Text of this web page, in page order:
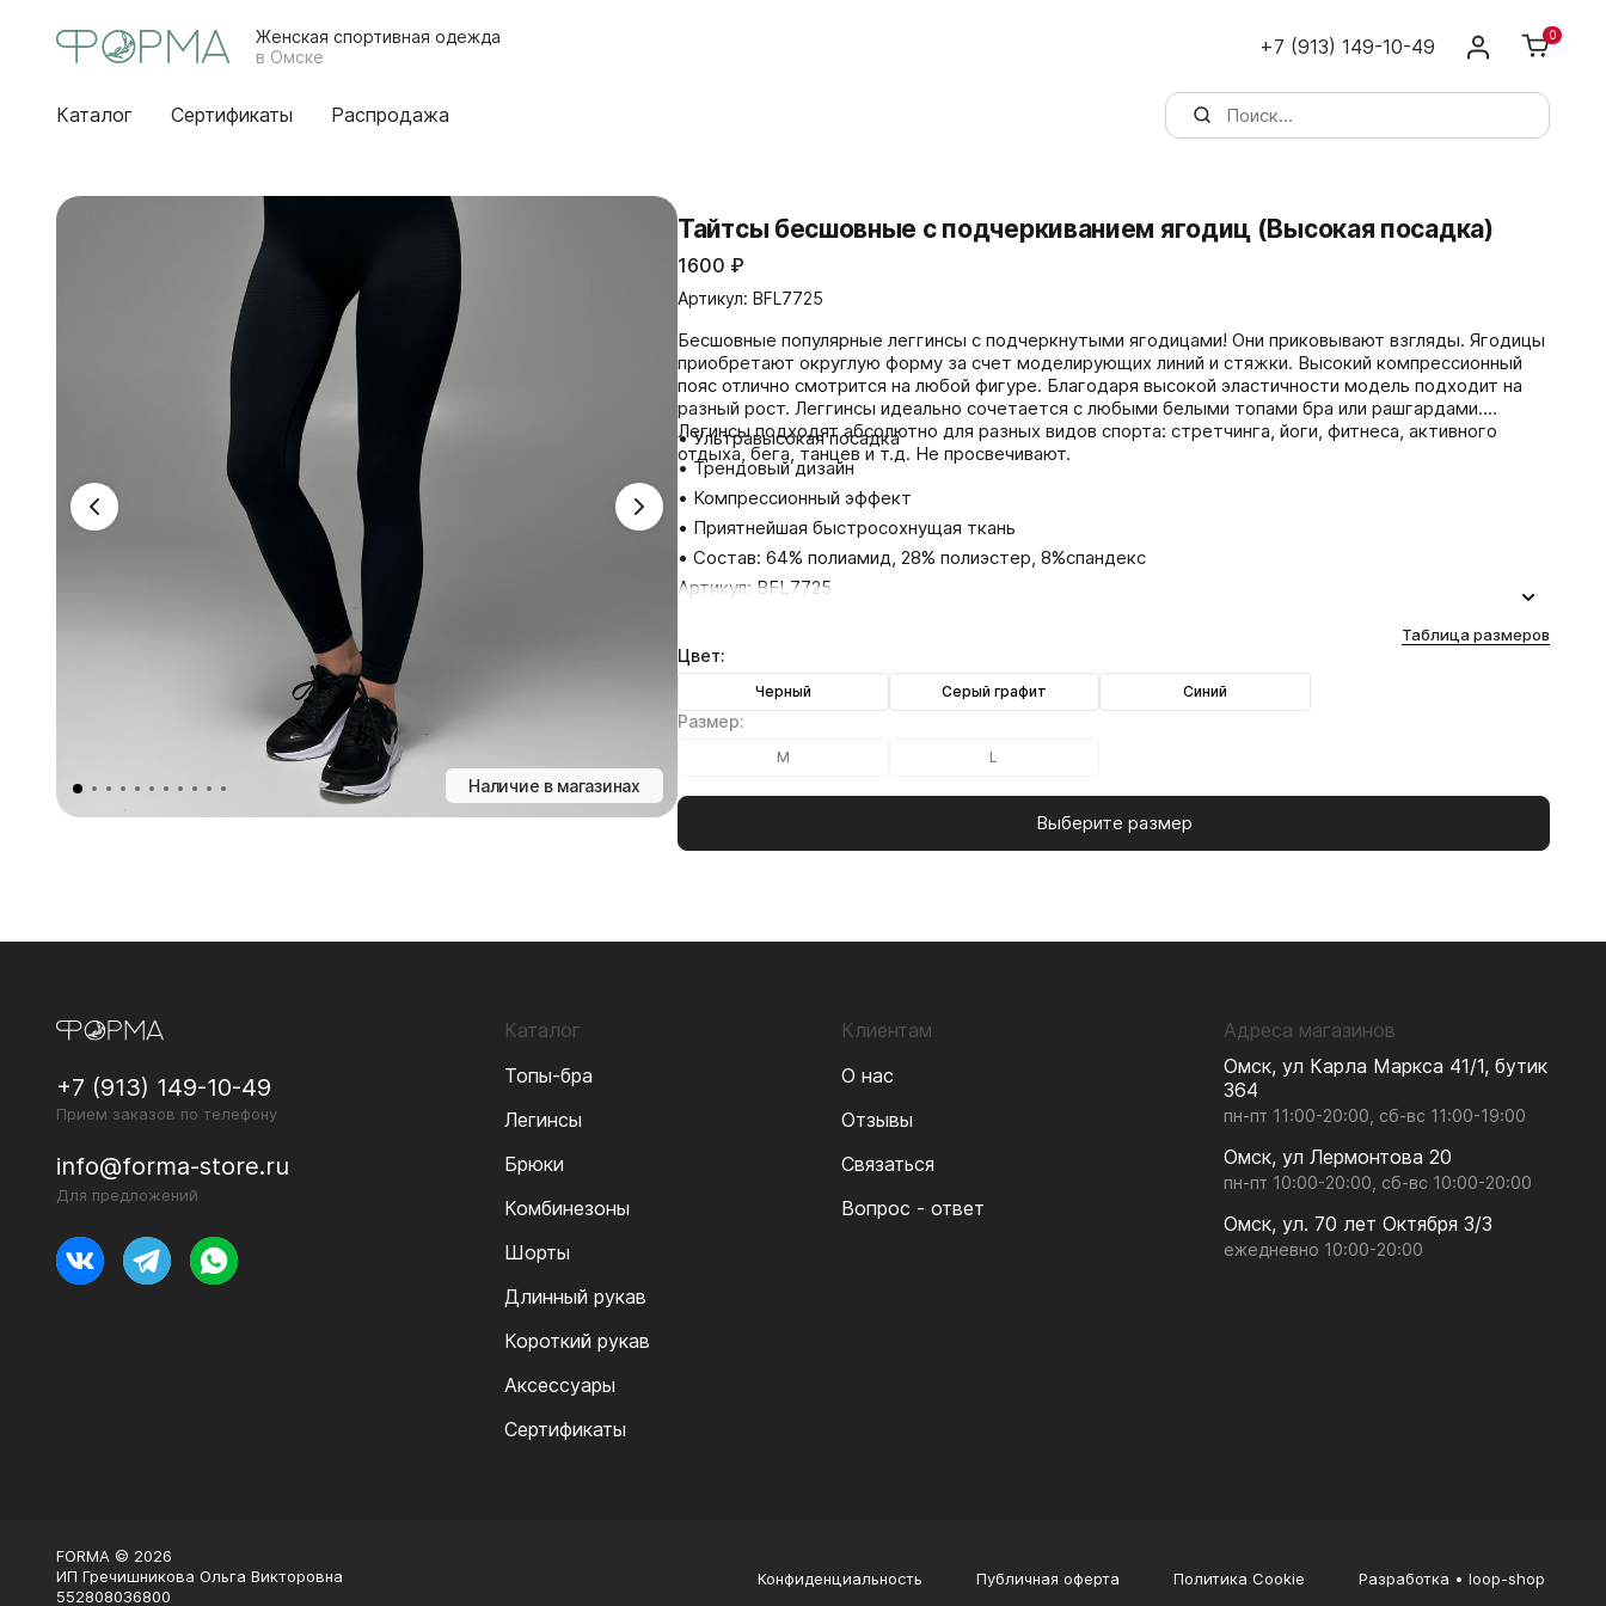
Женская спортивная одежда
в Омске
+7 (913) 149-10-49 0
Каталог Сертификаты Распродажа
Наличие в магазинах
Тайтсы бесшовные с подчеркиванием ягодиц (Высокая посадка)
1600 ₽
Артикул: BFL7725
Бесшовные популярные леггинсы с подчеркнутыми ягодицами! Они приковывают взгляды. Ягодицы
приобретают округлую форму за счет моделирующих линий и стяжки. Высокий компрессионный
пояс отлично смотрится на любой фигуре. Благодаря высокой эластичности модель подходит на
разный рост. Леггинсы идеально сочетается с любыми белыми топами бра или рашгардами.
Легинсы подходят абсолютно для разных видов спорта: стретчинга, йоги, фитнеса, активного
отдыха, бега, танцев и т.д. Не просвечивают.
• Ультравысокая посадка
• Трендовый дизайн
• Компрессионный эффект
• Приятнейшая быстросохнущая ткань
• Состав: 64% полиамид, 28% полиэстер, 8%спандекс
Артикул: BFL7725
Таблица размеров
Цвет:
Черный Серый графит Синий
Размер:
M L
Выберите размер
+7 (913) 149-10-49
Прием заказов по телефону
info@forma-store.ru
Для предложений
Каталог
Топы-бра
Легинсы
Брюки
Комбинезоны
Шорты
Длинный рукав
Короткий рукав
Аксессуары
Сертификаты
Клиентам
О нас
Отзывы
Связаться
Вопрос - ответ
Адреса магазинов
Омск, ул Карла Маркса 41/1, бутик
364
пн-пт 11:00-20:00, сб-вс 11:00-19:00
Омск, ул Лермонтова 20
пн-пт 10:00-20:00, сб-вс 10:00-20:00
Омск, ул. 70 лет Октября 3/3
ежедневно 10:00-20:00
FORMA © 2026
ИП Гречишникова Ольга Викторовна
552808036800
Конфиденциальность Публичная оферта Политика Cookie Разработка • loop-shop